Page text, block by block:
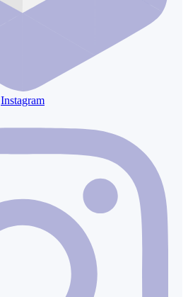
Instagram